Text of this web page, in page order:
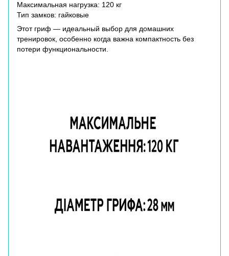
Максимальная нагрузка: 120 кг
Тип замков: гайковые
Этот гриф — идеальный выбор для домашних
тренировок, особенно когда важна компактность без
потери функциональности.